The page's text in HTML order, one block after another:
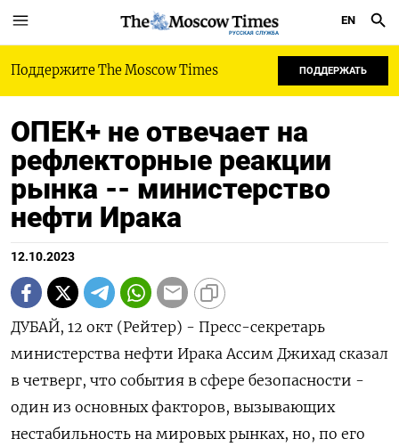
РУССКАЯ СЛУЖБА
EN
Поддержите The Moscow Times ПОДДЕРЖАТЬ
ОПЕК+ не отвечает на
рефлекторные реакции
рынка -- министерство
нефти Ирака
12.10.2023
ДУБАЙ, 12 окт (Рейтер) - Пресс-секретарь
министерства нефти Ирака Ассим Джихад сказал
в четверг, что события в сфере безопасности -
один из основных факторов, вызывающих
нестабильность на мировых рынках, но, по его